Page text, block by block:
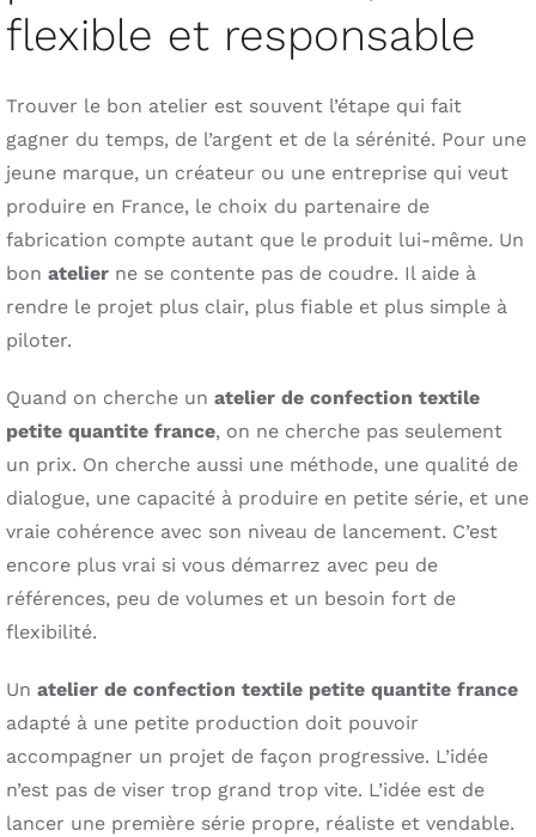
flexible et responsable
Trouver le bon atelier est souvent l’étape qui fait
gagner du temps, de l’argent et de la sérénité. Pour une
jeune marque, un créateur ou une entreprise qui veut
produire en France, le choix du partenaire de
fabrication compte autant que le produit lui-même. Un
bon atelier ne se contente pas de coudre. Il aide à
rendre le projet plus clair, plus fiable et plus simple à
piloter.
Quand on cherche un atelier de confection textile
petite quantite france, on ne cherche pas seulement
un prix. On cherche aussi une méthode, une qualité de
dialogue, une capacité à produire en petite série, et une
vraie cohérence avec son niveau de lancement. C’est
encore plus vrai si vous démarrez avec peu de
références, peu de volumes et un besoin fort de
flexibilité.
Un atelier de confection textile petite quantite france
adapté à une petite production doit pouvoir
accompagner un projet de façon progressive. L’idée
n’est pas de viser trop grand trop vite. L’idée est de
lancer une première série propre, réaliste et vendable.